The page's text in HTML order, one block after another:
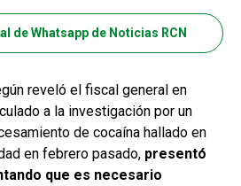
de Whatsapp de Noticias RCN
reveló el fiscal general en
a la investigación por un
de cocaína hallado en
en febrero pasado, presentó
que es necesario